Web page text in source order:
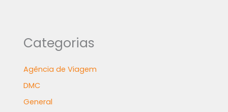
Categorias
Agência de Viagem
DMC
General